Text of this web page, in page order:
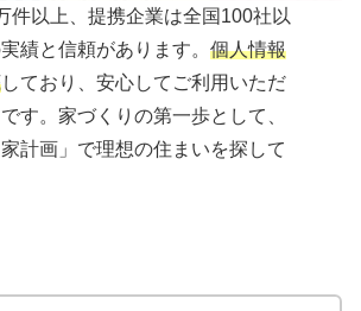
件以上、提携企業は全国100社以
績と信頼があります。個人情報
しており、安心してご利用いただ
す。家づくりの第一歩として、
計画」で理想の住まいを探して